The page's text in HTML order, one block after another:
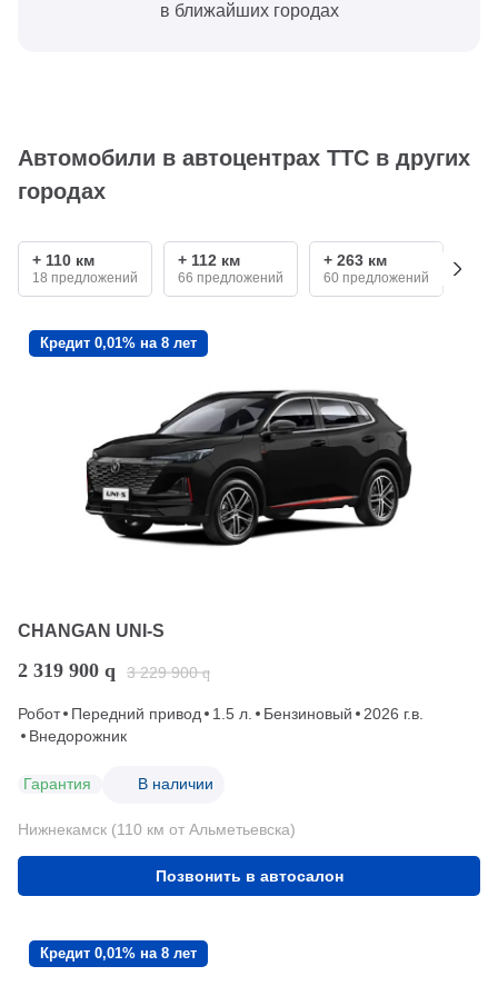
в ближайших городах
Автомобили в автоцентрах ТТС в других
городах
+ 110 км
18 предложений
+ 112 км
66 предложений
+ 263 км
60 предложений
Кредит 0,01% на 8 лет
CHANGAN UNI-S
2 319 900 q 3 229 900 q
Робот Передний привод 1.5 л. Бензиновый
2026 г.в.
Внедорожник
Гарантия В наличии
Нижнекамск (110 км от Альметьевска)
Позвонить в автосалон
Кредит 0,01% на 8 лет